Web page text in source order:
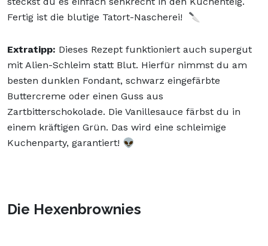
Fertig ist die blutige Tatort-Nascherei! 🔪
Extratipp: Dieses Rezept funktioniert auch supergut
mit Alien-Schleim statt Blut. Hierfür nimmst du am
besten dunklen Fondant, schwarz eingefärbte
Buttercreme oder einen Guss aus
Zartbitterschokolade. Die Vanillesauce färbst du in
einem kräftigen Grün. Das wird eine schleimige
Kuchenparty, garantiert! 👽
Die Hexenbrownies